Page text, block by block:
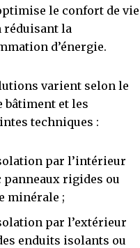
le confort de vie
réduisant la
d’énergie.
varient selon le
bâtiment et les
techniques :
par l’intérieur
panneaux rigides ou
minérale ;
par l’extérieur
enduits isolants ou